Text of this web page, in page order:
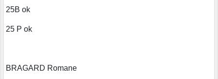
25B ok
25 P ok
BRAGARD Romane